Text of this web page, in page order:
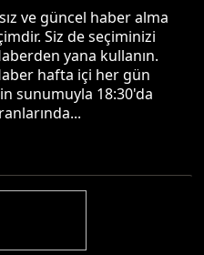
ve güncel haber alma
Siz de seçiminizi
yana kullanın.
hafta içi her gün
sunumuyla 18:30'da